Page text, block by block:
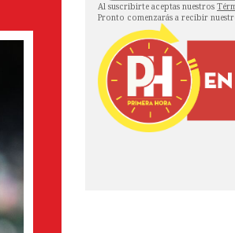
Al suscribirte aceptas nuestros
Pronto comenzarás a recibir